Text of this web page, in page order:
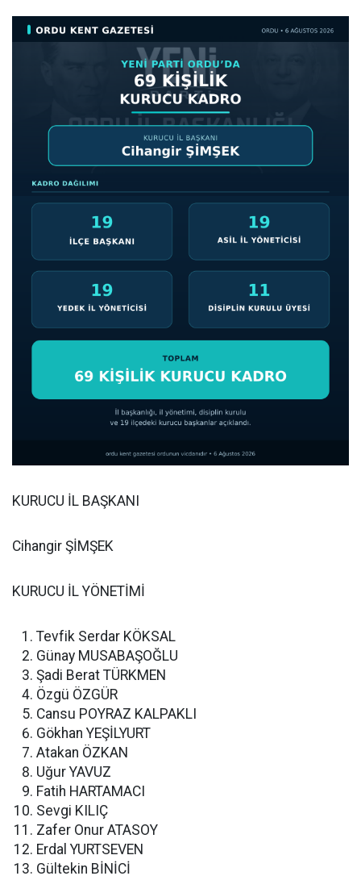
KURUCU İL BAŞKANI
Cihangir ŞİMŞEK
KURUCU İL YÖNETİMİ
Tevfik Serdar KÖKSAL
Günay MUSABAŞOĞLU
Şadi Berat TÜRKMEN
Özgü ÖZGÜR
Cansu POYRAZ KALPAKLI
Gökhan YEŞİLYURT
Atakan ÖZKAN
Uğur YAVUZ
Fatih HARTAMACI
Sevgi KILIÇ
Zafer Onur ATASOY
Erdal YURTSEVEN
Gültekin BİNİCİ